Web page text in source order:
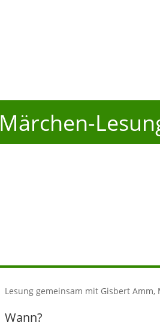
Märchen-
Lesung gemeinsam mit Gisbert
Wann?